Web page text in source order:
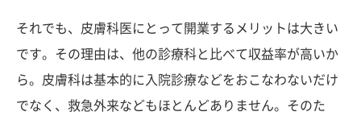
それでも、皮膚科医にとって開業するメリットは大きい
です。その理由は、他の診療科と比べて収益率が高いか
ら。皮膚科は基本的に入院診療などをおこなわないだけ
でなく、救急外来などもほとんどありません。そのた